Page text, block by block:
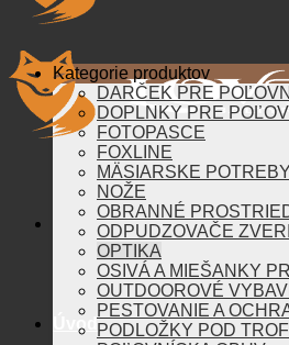
Úvod
Kategorie produktov
DARČEK PRE
DOPLNKY PRE
FOTOPASCE
FOXLINE
MÄSIARSKE POTREBY
NOŽE
OBRANNÉ
ODPUDZOVAČE
OPTIKA
OSIVÁ A MIEŠANKY
OUTDOOROVÉ
PESTOVANIE A
PODLOŽKY POD